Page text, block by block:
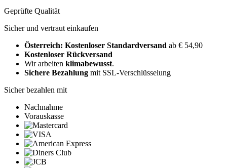
Geprüfte Qualität
Sicher und vertraut einkaufen
Österreich: Kostenloser Standardversand ab € 54,90
Kostenloser Rückversand
Wir arbeiten klimabewusst.
Sichere Bezahlung mit SSL-Verschlüsselung
Sicher bezahlen mit
Nachnahme
Vorauskasse